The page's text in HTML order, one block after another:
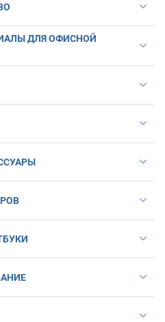
ДЛЯ ОФИСНОЙ